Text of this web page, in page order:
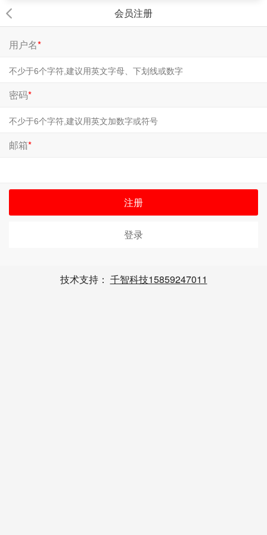
会员注册
用户名*
密码*
邮箱*
注册
登录
技术支持： 千智科技15859247011